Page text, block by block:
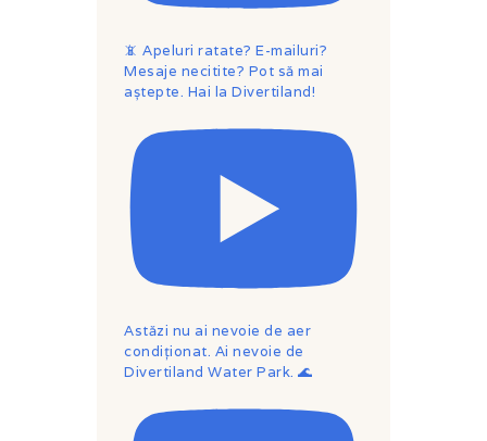
📵 Apeluri ratate? E-mailuri?
Mesaje necitite? Pot să mai
aștepte. Hai la Divertiland!
Astăzi nu ai nevoie de aer
condiționat. Ai nevoie de
Divertiland Water Park. 🌊